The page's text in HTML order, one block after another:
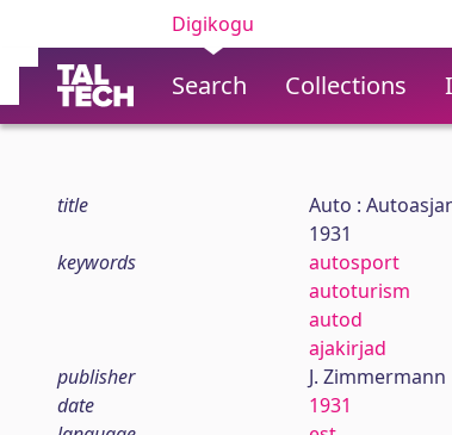
Digikogu
Search Collections
title
Auto :
1931
keywords
autosport
autoturism
autod
ajakirjad
publisher
J. Zimmermann
date
1931